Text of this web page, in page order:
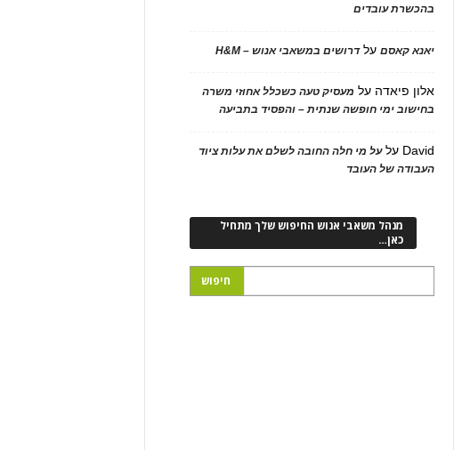
בהכשרת עובדים
יאנא קאסםעלדרושים במשאבי אנוש – H&M
אלון פיאדה על מעסיק טעה כשכלל אחוזי משרה
בחישוב ימי חופשה שנתית – והפסיד בתביעה
David עלעל מי חלה החובה לשלם את עלות ציוד
העבודה של העובד
מנהל משאבי אנוש החיפוש שלך מתחיל
כאן…